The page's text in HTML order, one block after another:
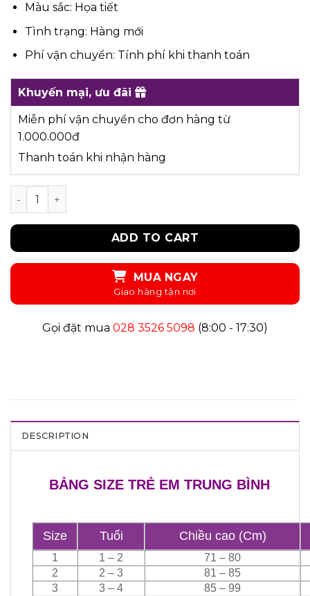
Màu sắc: Họa tiết
Tình trạng: Hàng mới
Phí vận chuyển: Tính phí khi thanh toán
Khuyến mại, ưu đãi
Miễn phí vận chuyển cho đơn hàng từ
1.000.000đ
Thanh toán khi nhận hàng
UKID225- ĐẦM quantity
ADD TO CART
MUA NGAY
Gọi đặt mua 028 3526 5098 (8:00 - 17:30)
DESCRIPTION
BẢNG SIZE TRẺ EM TRUNG BÌNH
Size Tuổi Chiều cao (Cm)
1 1 – 2
71 – 80
2
2 – 3
81 – 85
3
3 – 4
85 – 99